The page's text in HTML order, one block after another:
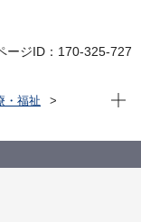
ージID：170-325-727
・福祉
い方々へ～
者研修
現在